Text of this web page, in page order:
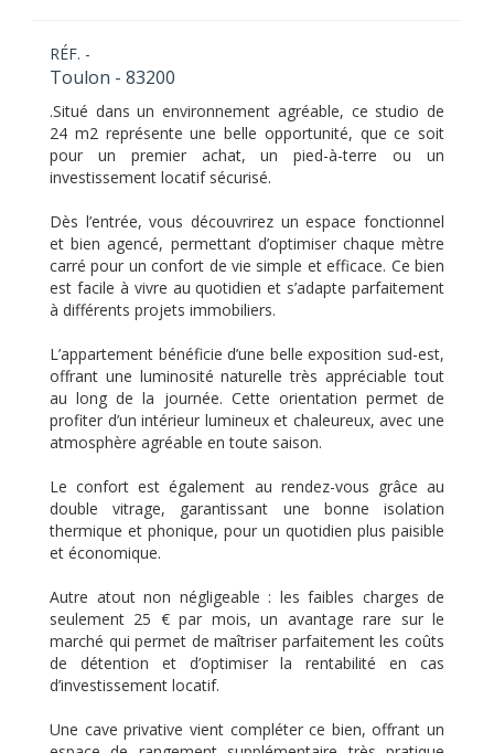
RÉF. -
Toulon - 83200
.Situé dans un environnement agréable, ce studio de
24 m2 représente une belle opportunité, que ce soit
pour un premier achat, un pied-à-terre ou un
investissement locatif sécurisé.
Dès l’entrée, vous découvrirez un espace fonctionnel
et bien agencé, permettant d’optimiser chaque mètre
carré pour un confort de vie simple et efficace. Ce bien
est facile à vivre au quotidien et s’adapte parfaitement
à différents projets immobiliers.
L’appartement bénéficie d’une belle exposition sud-est,
offrant une luminosité naturelle très appréciable tout
au long de la journée. Cette orientation permet de
profiter d’un intérieur lumineux et chaleureux, avec une
atmosphère agréable en toute saison.
Le confort est également au rendez-vous grâce au
double vitrage, garantissant une bonne isolation
thermique et phonique, pour un quotidien plus paisible
et économique.
Autre atout non négligeable : les faibles charges de
seulement 25 € par mois, un avantage rare sur le
marché qui permet de maîtriser parfaitement les coûts
de détention et d’optimiser la rentabilité en cas
d’investissement locatif.
Une cave privative vient compléter ce bien, offrant un